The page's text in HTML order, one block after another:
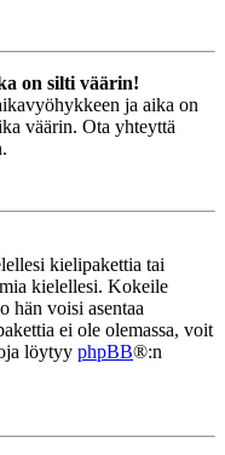
on silti väärin!
ja aika on
väärin. Ota yhteyttä
kielipakettia tai
kielellesi. Kokeile
hän voisi asentaa
ei ole olemassa, voit
löytyy phpBB®:n